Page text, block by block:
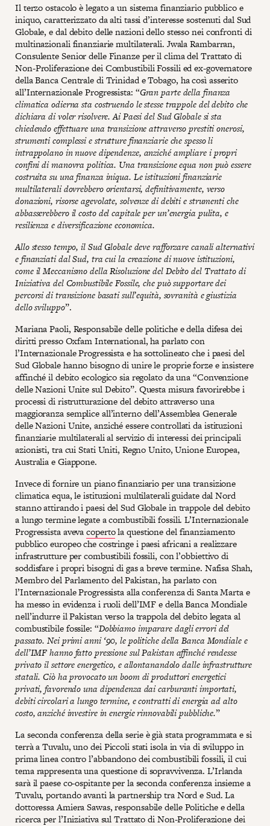
Il terzo ostacolo è legato a un sistema finanziario pubblico e
iniquo, caratterizzato da alti tassi d’interesse sostenuti dal Sud
Globale, e dal debito delle nazioni dello stesso nei confronti di
multinazionali finanziarie multilaterali. Jwala Rambarran,
Consulente Senior delle Finanze per il clima del Trattato di
Non-Proliferazione dei Combustibili Fossili ed ex-governatore
della Banca Centrale di Trinidad e Tobago, ha così asserito
all’Internazionale Progressista: “Gran parte della finanza
climatica odierna sta costruendo le stesse trappole del debito che
dichiara di voler risolvere. Ai Paesi del Sud Globale si sta
chiedendo effettuare una transizione attraverso prestiti onerosi,
strumenti complessi e strutture finanziarie che spesso li
intrappolano in nuove dipendenze, anziché ampliare i propri
confini di manovra politica. Una transizione equa non può essere
costruita su una finanza iniqua. Le istituzioni finanziarie
multilaterali dovrebbero orientarsi, definitivamente, verso
donazioni, risorse agevolate, solvenze di debiti e strumenti che
abbasserebbero il costo del capitale per un’energia pulita, e
resilienza e diversificazione economica.
Allo stesso tempo, il Sud Globale deve rafforzare canali alternativi
e finanziati dal Sud, tra cui la creazione di nuove istituzioni,
come il Meccanismo della Risoluzione del Debito del Trattato di
Iniziativa del Combustibile Fossile, che può supportare dei
percorsi di transizione basati sull’equità, sovranità e giustizia
dello sviluppo”.
Mariana Paoli, Responsabile delle politiche e della difesa dei
diritti presso Oxfam International, ha parlato con
l’Internazionale Progressista e ha sottolineato che i paesi del
Sud Globale hanno bisogno di unire le proprie forze e insistere
affinché il debito ecologico sia regolato da una “Convenzione
delle Nazioni Unite sul Debito”. Questa misura favorirebbe i
processi di ristrutturazione del debito attraverso una
maggioranza semplice all’interno dell’Assemblea Generale
delle Nazioni Unite, anziché essere controllati da istituzioni
finanziarie multilaterali al servizio di interessi dei principali
azionisti, tra cui Stati Uniti, Regno Unito, Unione Europea,
Australia e Giappone.
Invece di fornire un piano finanziario per una transizione
climatica equa, le istituzioni multilaterali guidate dal Nord
stanno attirando i paesi del Sud Globale in trappole del debito
a lungo termine legate a combustibili fossili. L’Internazionale
Progressista avevacopertola questione del finanziamento
pubblico europeo che costringe i paesi africani a realizzare
infrastrutture per combustibili fossili, con l’obbiettivo di
soddisfare i propri bisogni di gas a breve termine. Nafisa Shah,
Membro del Parlamento del Pakistan, ha parlato con
l’Internazionale Progressista alla conferenza di Santa Marta e
ha messo in evidenza i ruoli dell’IMF e della Banca Mondiale
nell’indurre il Pakistan verso la trappola del debito legata al
combustibile fossile: “Dobbiamo imparare dagli errori del
passato. Nei primi anni ‘90, le politiche della Banca Mondiale e
dell’IMF hanno fatto pressione sul Pakistan affinché rendesse
privato il settore energetico, e allontanandolo dalle infrastrutture
statali. Ciò ha provocato un boom di produttori energetici
privati, favorendo una dipendenza dai carburanti importati,
debiti circolari a lungo termine, e contratti di energia ad alto
costo, anziché investire in energie rinnovabili pubbliche.”
La seconda conferenza della serie è già stata programmata e si
terrà a Tuvalu, uno dei Piccoli stati isola in via di sviluppo in
prima linea contro l’abbandono dei combustibili fossili, il cui
tema rappresenta una questione di sopravvivenza. L’Irlanda
sarà il paese co-ospitante per la seconda conferenza insieme a
Tuvalu, portando avanti la partnership tra Nord e Sud. La
dottoressa Amiera Sawas, responsabile delle Politiche e della
ricerca per l’Iniziativa sul Trattato di Non-Proliferazione dei